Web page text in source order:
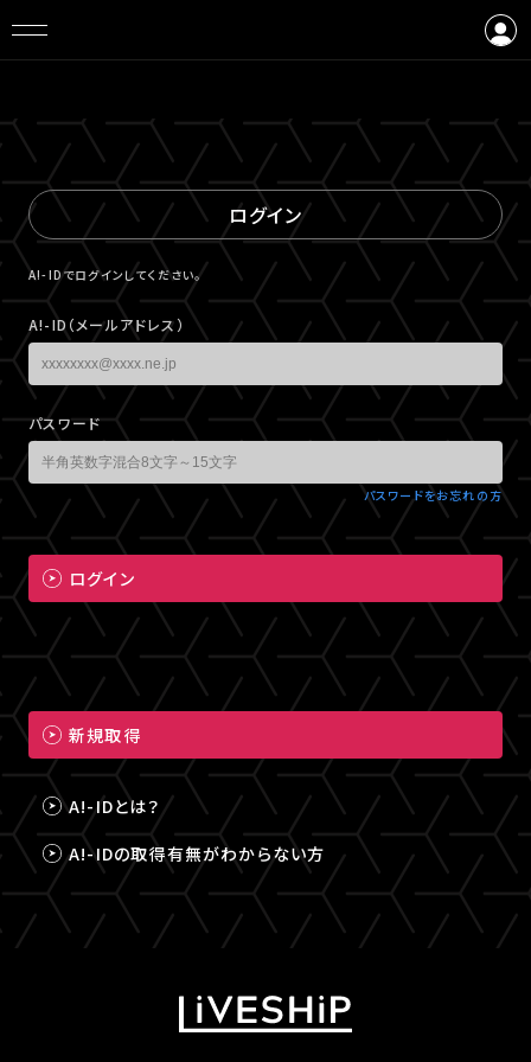
ログイン
A!-IDでログインしてください。
A!-ID（メールアドレス）
パスワード
パスワードをお忘れの方
ログイン
新規取得
A!-IDとは？
A!-IDの取得有無がわからない方